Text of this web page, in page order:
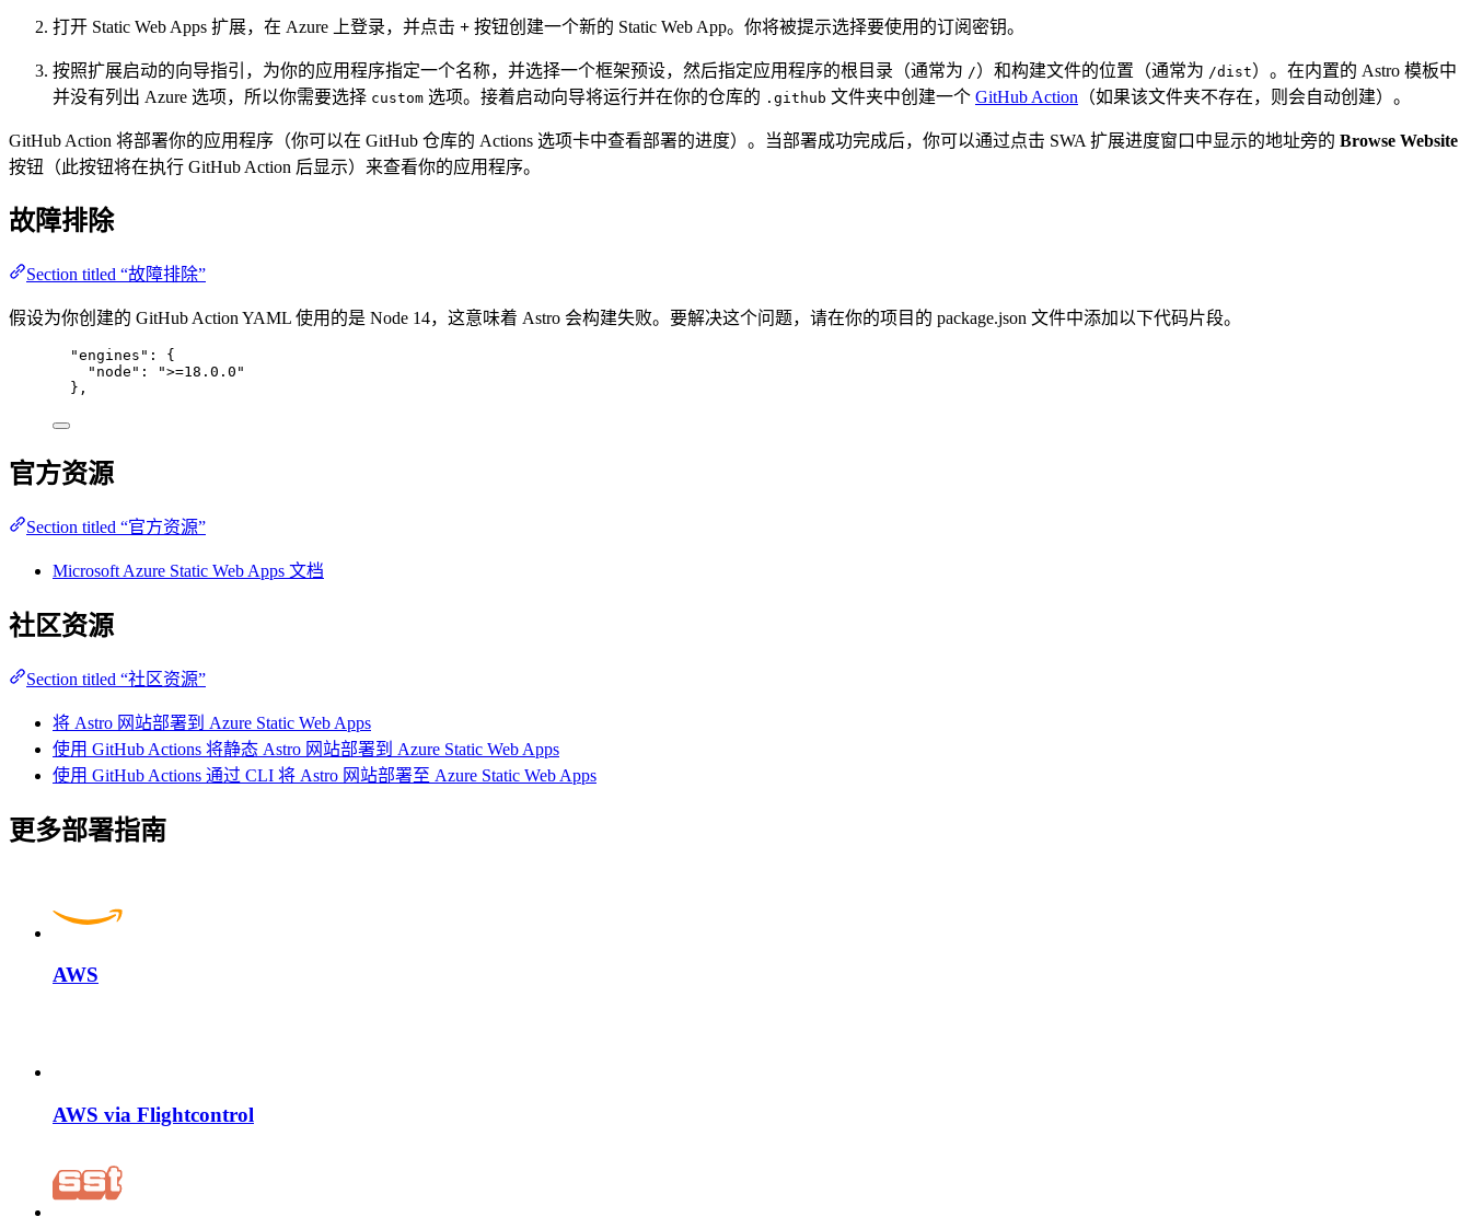
打开 Static Web Apps 扩展，在 Azure 上登录，并点击 + 按钮创建一个新的 Static Web App。你将被提示选择要使用的订阅密钥。
按照扩展启动的向导指引，为你的应用程序指定一个名称，并选择一个框架预设，然后指定应用程序的根目录（通常为 /）和构建文件的位置（通常为 /dist）。在内置的 Astro 模板中
并没有列出 Azure 选项，所以你需要选择 custom 选项。接着启动向导将运行并在你的仓库的 .github 文件夹中创建一个 GitHub Action （如果该文件夹不存在，则会自动创建）。
GitHub Action 将部署你的应用程序（你可以在 GitHub 仓库的 Actions 选项卡中查看部署的进度）。当部署成功完成后，你可以通过点击 SWA 扩展进度窗口中显示的地址旁的 Browse Website
按钮（此按钮将在执行 GitHub Action 后显示）来查看你的应用程序。
故障排除
Section titled “故障排除”
假设为你创建的 GitHub Action YAML 使用的是 Node 14，这意味着 Astro 会构建失败。要解决这个问题，请在你的项目的 package.json 文件中添加以下代码片段。
"engines": {
"node": ">=18.0.0"
},
官方资源
Section titled “官方资源”
Microsoft Azure Static Web Apps 文档
社区资源
Section titled “社区资源”
将 Astro 网站部署到 Azure Static Web Apps
使用 GitHub Actions 将静态 Astro 网站部署到 Azure Static Web Apps
使用 GitHub Actions 通过 CLI 将 Astro 网站部署至 Azure Static Web Apps
更多部署指南
AWS
AWS via Flightcontrol